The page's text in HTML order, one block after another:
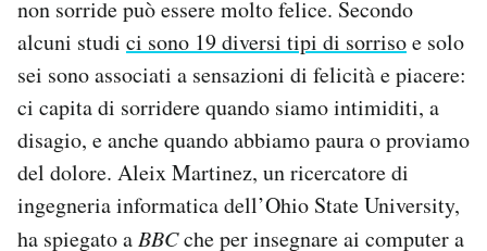
non sorride può essere molto felice. Secondo
alcuni studi ci sono 19 diversi tipi di sorrisoe solo
sei sono associati a sensazioni di felicità e piacere:
ci capita di sorridere quando siamo intimiditi, a
disagio, e anche quando abbiamo paura o proviamo
del dolore. Aleix Martinez, un ricercatore di
ingegneria informatica dell’Ohio State University,
ha spiegato aBBCche per insegnare ai computer a